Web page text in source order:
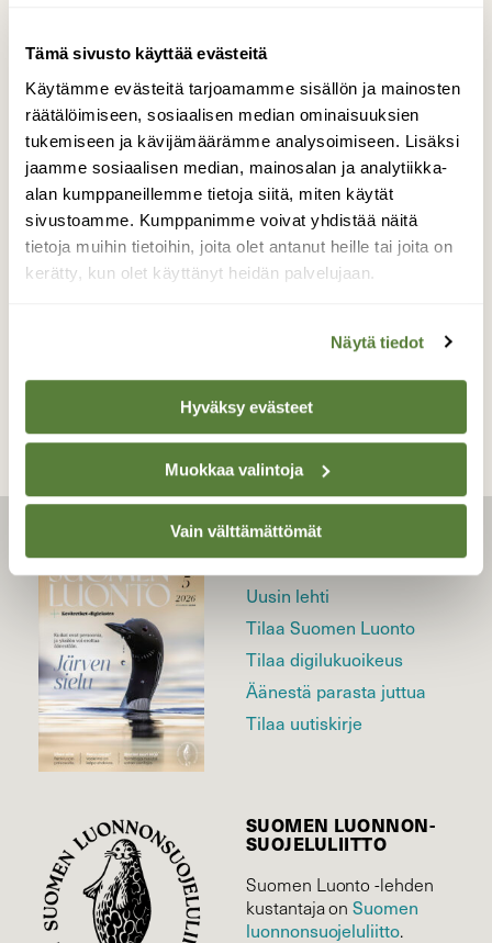
Tämä sivusto käyttää evästeitä
Käytämme evästeitä tarjoamamme sisällön ja mainosten
räätälöimiseen, sosiaalisen median ominaisuuksien
tukemiseen ja kävijämäärämme analysoimiseen. Lisäksi
jaamme sosiaalisen median, mainosalan ja analytiikka-
alan kumppaneillemme tietoja siitä, miten käytät
sivustoamme. Kumppanimme voivat yhdistää näitä
tietoja muihin tietoihin, joita olet antanut heille tai joita on
kerätty, kun olet käyttänyt heidän palvelujaan.
Näytä tiedot
Hyväksy evästeet
Muokkaa valintoja
Vain välttämättömät
LINNUT
Gps-seuranta paljasti
suomalaisten merihanhien
talvehtimisalueet Euroopan
suojelualueilla
LEHTI
Uusin lehti
Tilaa Suomen Luonto
Tilaa digilukuoikeus
Äänestä parasta juttua
Tilaa uutiskirje
SUOMEN LUONNON­
SUOJELU­LIITTO
Suomen Luonto -lehden
kustantaja onSuomen
luonnonsuojelu­liitto.